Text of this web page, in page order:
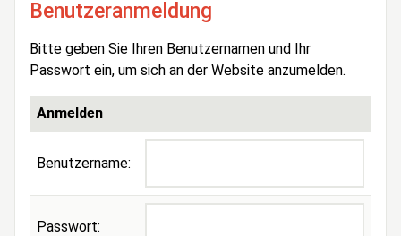
Benutzeranmeldung
Bitte geben Sie Ihren Benutzernamen und Ihr
Passwort ein, um sich an der Website anzumelden.
Anmelden
Benutzername:
Passwort: